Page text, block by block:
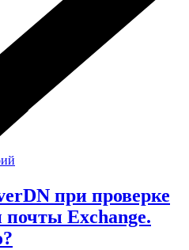
при проверке
почты Exchange.